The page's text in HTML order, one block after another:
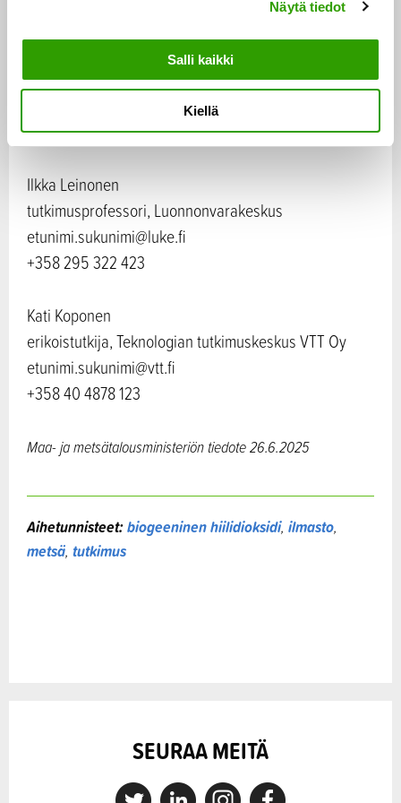
Näytä tiedot
Salli kaikki
Kiellä
erityisasiantuntija, maa- ja metsätalousministeriö
+358 295 162 066
Ilkka Leinonen
tutkimusprofessori, Luonnonvarakeskus
etunimi.sukunimi@luke.fi
+358 295 322 423
Kati Koponen
erikoistutkija, Teknologian tutkimuskeskus VTT Oy
etunimi.sukunimi@vtt.fi
+358 40 4878 123
Maa- ja metsätalousministeriön tiedote 26.6.2025
Aihetunnisteet:biogeeninen hiilidioksidi, ilmasto,
metsä, tutkimus
SEURAA MEITÄ
X LinkedinInstagramFacebook